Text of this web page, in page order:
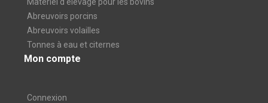
Abreuvoirs porcins
Abreuvoirs volailles
Tonnes à eau et citernes
Mon compte
Connexion